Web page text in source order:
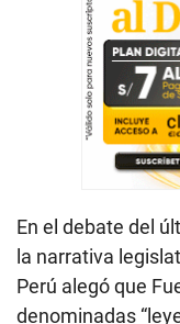
En el debate del
la narrativa
Perú alegó que
denominadas